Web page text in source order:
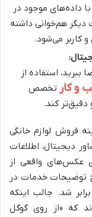
داده‌های موجود در
هم‌خوانی داشته
کاربر می‌شود.
:
ببرید، استفاده از
و کار تخصص
دقیق‌تر کند.
فروش لوازم خانگی
دیجیتال، اطلاعات
عکس‌های واقعی از
توضیحات خدمات در
شد. جالب اینکه
که «از روی گوگل